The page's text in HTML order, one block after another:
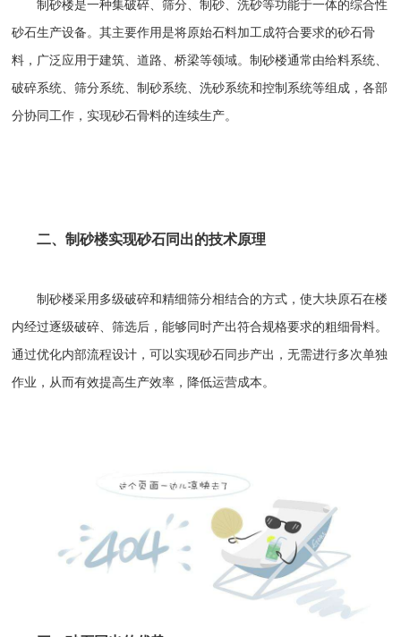
制砂楼是一种集破碎、筛分、制砂、洗砂等功能于一体的综合性
砂石生产设备。其主要作用是将原始石料加工成符合要求的砂石骨
料，广泛应用于建筑、道路、桥梁等领域。制砂楼通常由给料系统、
破碎系统、筛分系统、制砂系统、洗砂系统和控制系统等组成，各部
分协同工作，实现砂石骨料的连续生产。
二、制砂楼实现砂石同出的技术原理
制砂楼采用多级破碎和精细筛分相结合的方式，使大块原石在楼
内经过逐级破碎、筛选后，能够同时产出符合规格要求的粗细骨料。
通过优化内部流程设计，可以实现砂石同步产出，无需进行多次单独
作业，从而有效提高生产效率，降低运营成本。